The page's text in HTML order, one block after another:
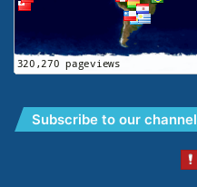
Subscribe to our channel